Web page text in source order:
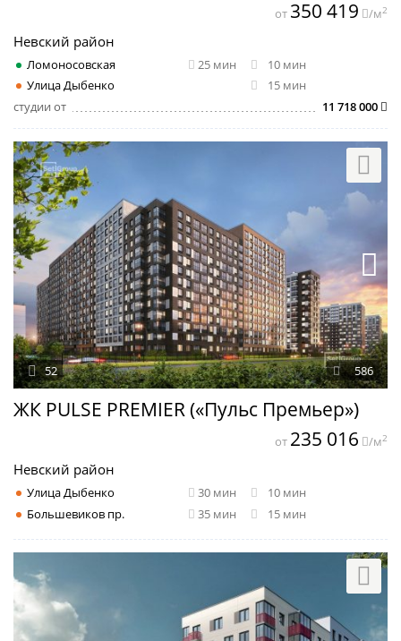
Невский район
Ломоносовская 25 мин
10 мин
Улица Дыбенко
15 мин
студии от
11 718 000
от 350 419 /м2
ЖК PULSE PREMIER («Пульс Премьер»)
586
52
Невский район
Улица Дыбенко 30 мин
10 мин
Большевиков пр.
35 мин 15 мин
от 235 016 /м2